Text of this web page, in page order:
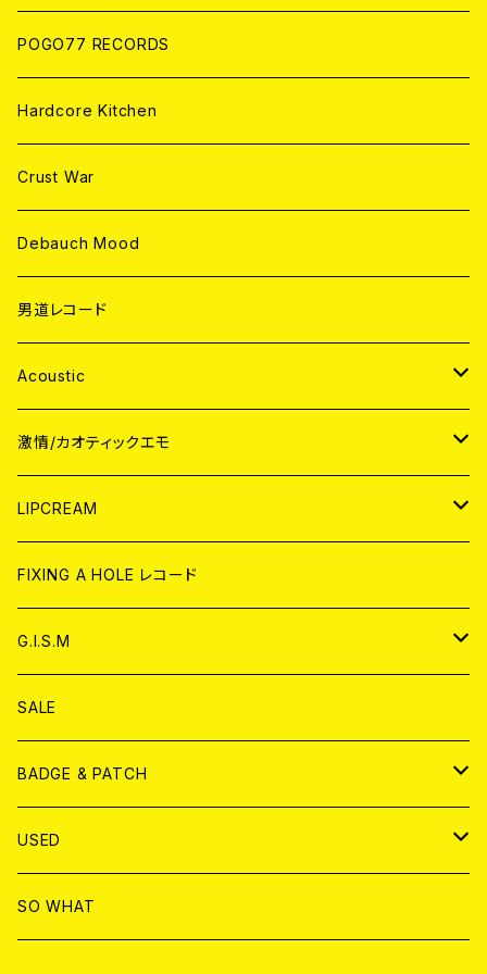
POGO77 RECORDS
Hardcore Kitchen
Crust War
Debauch Mood
男道レコード
Acoustic
JAPAN
CD
ANALOG
WORLD
CD
ANALOG
激情/カオティックエモ
JAPAN
CD
ANALOG
WORLD
CD
ANALOG
LIPCREAM
CD
アナログ
DVD
T-shirt & WEAR
FIXING A HOLE レコード
G.I.S.M
CD
ANALOG
T-SHIRT & WEAR
DVD
SALE
BADGE & PATCH
BADGE
PATCH
USED
書籍
SO WHAT